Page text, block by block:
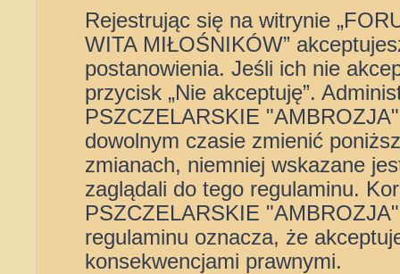
Rejestrując się na witrynie
WITA MIŁOŚNIKÓW”
postanowienia. Jeśli ich nie
przycisk „Nie akceptuję”.
PSZCZELARSKIE
dowolnym czasie zmienić
zmianach, niemniej wskazane
zaglądali do tego regulaminu.
PSZCZELARSKIE
regulaminu oznacza, że
konsekwencjami prawnymi.